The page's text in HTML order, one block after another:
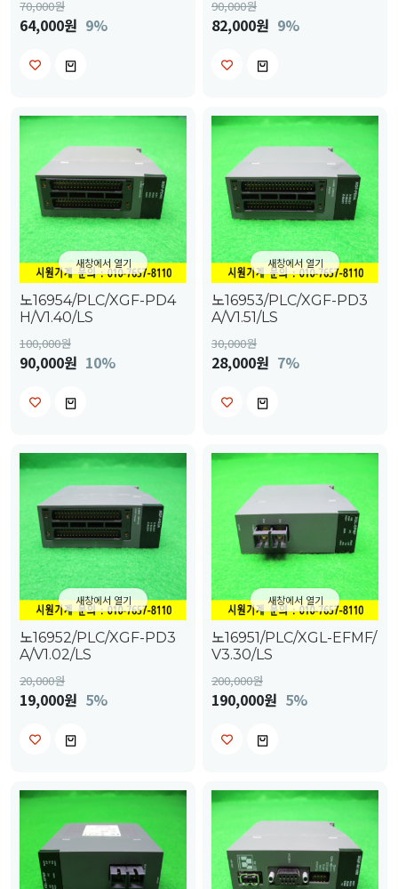
70,000원
64,000원 9%
90,000원
82,000원 9%
새창에서 열기
노16954/PLC/XGF-PD4
H/V1.40/LS
100,000원
90,000원 10%
새창에서 열기
노16953/PLC/XGF-PD3
A/V1.51/LS
30,000원
28,000원 7%
새창에서 열기
노16952/PLC/XGF-PD3
A/V1.02/LS
20,000원
19,000원 5%
새창에서 열기
노16951/PLC/XGL-EFMF/
V3.30/LS
200,000원
190,000원 5%